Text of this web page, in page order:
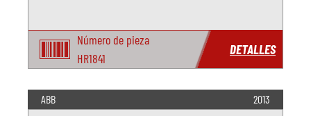
Número de pieza
HR1841
DETALLES
ABB 2013